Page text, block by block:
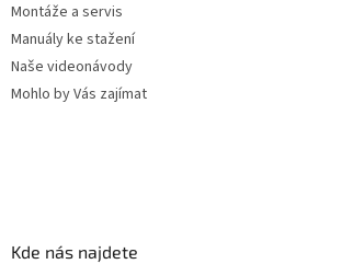
Montáže a servis
Manuály ke stažení
Naše videonávody
Mohlo by Vás zajímat
Kde nás najdete